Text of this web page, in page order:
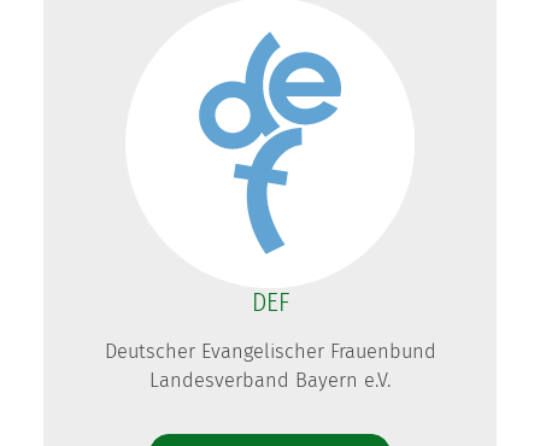
DEF
Deutscher Evangelischer Frauenbund
Landesverband Bayern e.V.